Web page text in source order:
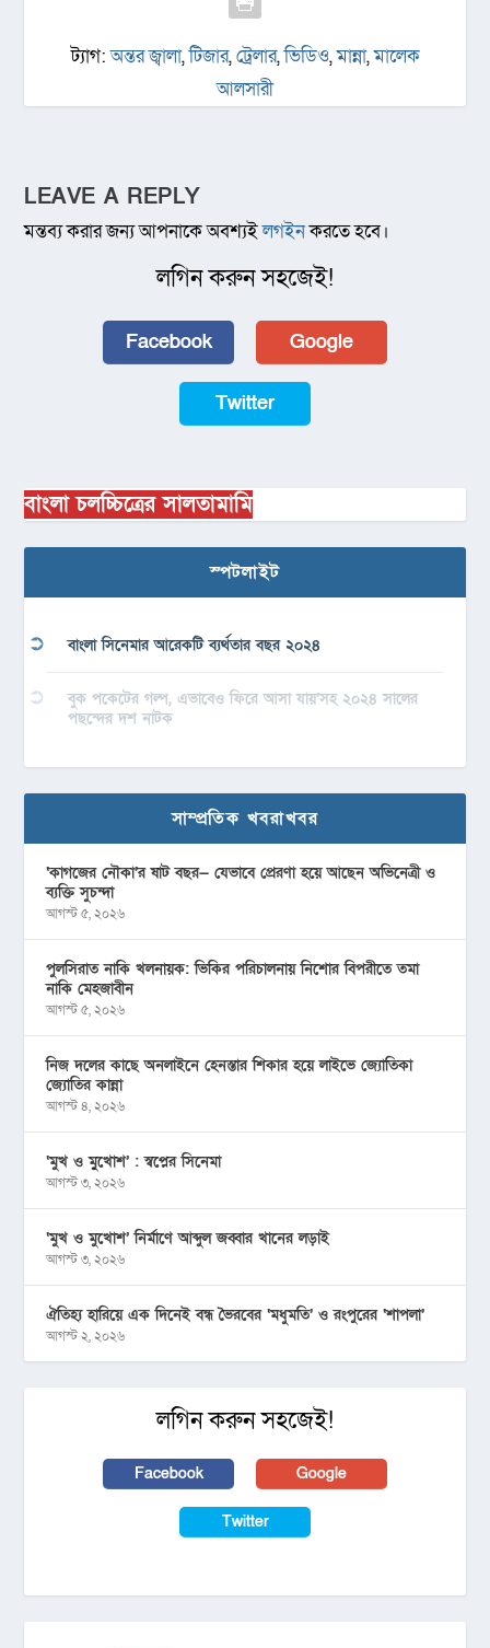
ট্যাগ:অন্তর জ্বালা,টিজার,ট্রেলার,ভিডিও,মান্না,মালেক
আলসারী
LEAVE A REPLY
মন্তব্য করার জন্য আপনাকে অবশ্যইলগইনকরতে হবে।
লগিন করুন সহজেই!
Facebook Google
Twitter
বাংলা চলচ্চিত্রের সালতামামি
স্পটলাইট
বাংলা সিনেমার আরেকটি ব্যর্থতার বছর ২০২৪
বুক পকেটের গল্প, এভাবেও ফিরে আসা যায়’সহ ২০২৪ সালের
পছন্দের দশ নাটক
সাম্প্রতিক খবরাখবর
‘কাগজের নৌকা’র ষাট বছর— যেভাবে প্রেরণা হয়ে আছেন অভিনেত্রী ও
ব্যক্তি সুচন্দা
আগস্ট ৫, ২০২৬
পুলসিরাত নাকি খলনায়ক: ভিকির পরিচালনায় নিশোর বিপরীতে তমা
নাকি মেহজাবীন
আগস্ট ৫, ২০২৬
নিজ দলের কাছে অনলাইনে হেনস্তার শিকার হয়ে লাইভে জ্যোতিকা
জ্যোতির কান্না
আগস্ট ৪, ২০২৬
‘মুখ ও মু্খোশ’ : স্বপ্নের সিনেমা
আগস্ট ৩, ২০২৬
‘মুখ ও মুখোশ’ নির্মাণে আব্দুল জব্বার খানের লড়াই
আগস্ট ৩, ২০২৬
ঐতিহ্য হারিয়ে এক দিনেই বন্ধ ভৈরবের ‘মধুমতি’ ও রংপুরের ‘শাপলা’
আগস্ট ২, ২০২৬
লগিন করুন সহজেই!
Facebook Google
Twitter